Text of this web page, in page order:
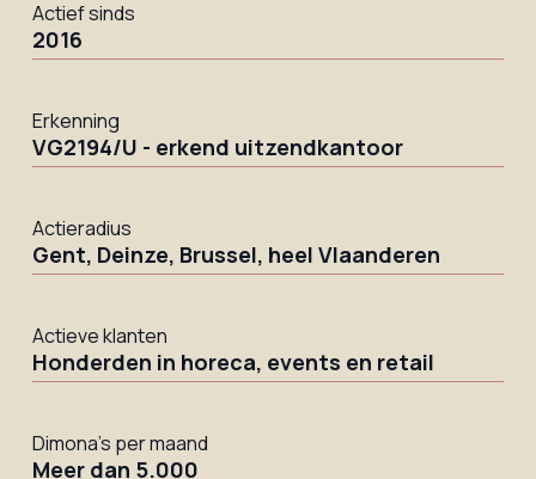
Actief sinds
2016
Erkenning
VG2194/U - erkend uitzendkantoor
Actieradius
Gent, Deinze, Brussel, heel Vlaanderen
Actieve klanten
Honderden in horeca, events en retail
Dimona's per maand
Meer dan 5.000